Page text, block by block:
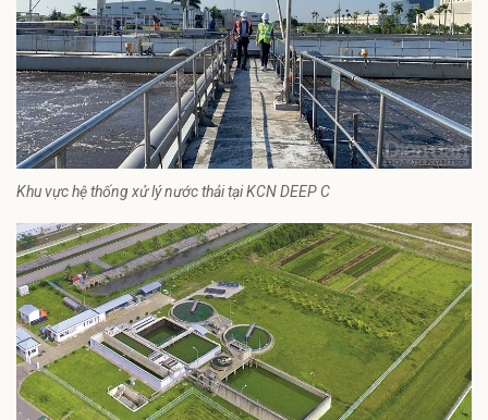
Khu vực hệ thống xử lý nước thải tại KCN DEEP C